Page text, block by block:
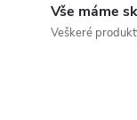
Vše máme
Veškeré